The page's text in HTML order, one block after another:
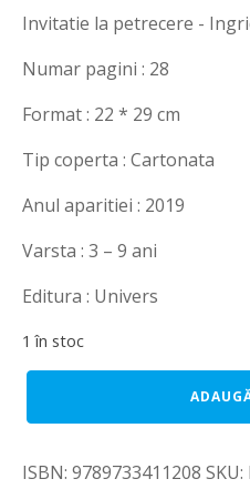
a
fost:
este:
25,79 lei.
Invitatie la petrecere -
Numar pagini : 28
Format : 22 * 29 cm
Tip coperta : Cartonata
Anul aparitiei : 2019
Varsta : 3 – 9 ani
Editura : Univers
1 în stoc
ISBN: 9789733411208 SKU: